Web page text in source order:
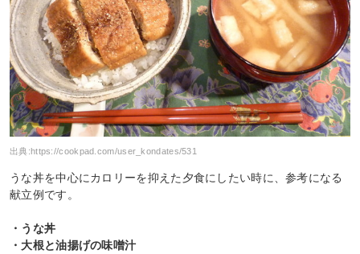
出典:https://cookpad.com/user_kondates/531
うな丼を中心にカロリーを抑えた夕食にしたい時に、参考になる
献立例です。
・うな丼
・大根と油揚げの味噌汁